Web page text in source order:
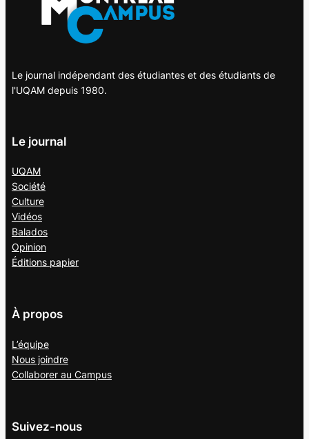
Le journal indépendant des étudiantes et des étudiants de
l'UQAM depuis 1980.
Le journal
UQAM
Société
Culture
Vidéos
Balados
Opinion
Éditions papier
À propos
L’équipe
Nous joindre
Collaborer au Campus
Suivez-nous